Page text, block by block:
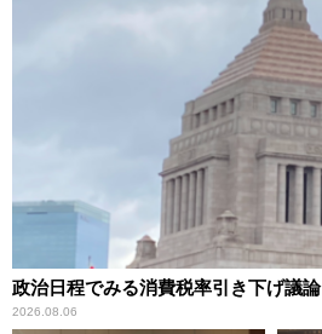
政治日程でみる消費税率引き下げ議論
2026.08.06